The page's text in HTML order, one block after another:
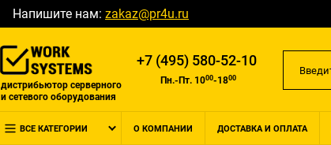
Напишите нам: zakaz@pr4u.ru
дистрибьютор серверного
и сетевого оборудования
+7 (495) 580-52-10
Пн.-Пт. 1000-1800
ВСЕ КАТЕГОРИИ О КОМПАНИИ ДОСТАВКА И ОПЛАТА